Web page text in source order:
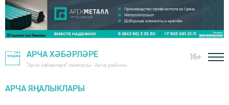
АРЧА ХӘБӘРЛӘРЕ
"Арча хәбәрләре" газетасы - Арча районы
16+
АРЧА ЯҢАЛЫКЛАРЫ